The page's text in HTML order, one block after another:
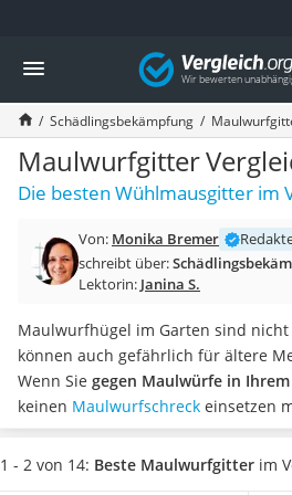
Die beliebtesten Vergleiche nach
Baumarkt
Tresor feuerfest
Makita-Akku-Rasenmäher
Kappsäge
Smartes Türschloss
Akku-Rasentrimmer
Split-Klimaanlage 2 Innengeräte
Pelletofen
Tiefbrunnenpumpe
Fliesenschneider
Hochdruckreiniger
Doppelschleifer
Überwachungskamera
Benzinrasenmäher mit Elektrostart
Vergleich
Schädlingsbekämpfung
Maulwurfgitter
Die besten Wühlmausgitter im
Von: Monika Bremer
schreibt über:
Lektorin: Janina S.
Maulwurfhügel im Garten sind
können auch gefährlich für ältere
Wenn Sie gegen Maulwürfe in
keinen Maulwurfschreck einsetzen
Maulwurfgitter für Sie eine gute
mechanische Barrieregegen die
1 - 2 von 14: Beste Maulwurfgitter im